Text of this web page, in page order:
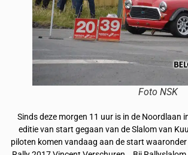
Foto NSK
Sinds deze morgen 11 uur is in de Noordlaan
editie van start gegaan van de Slalom van
piloten komen vandaag aan de start